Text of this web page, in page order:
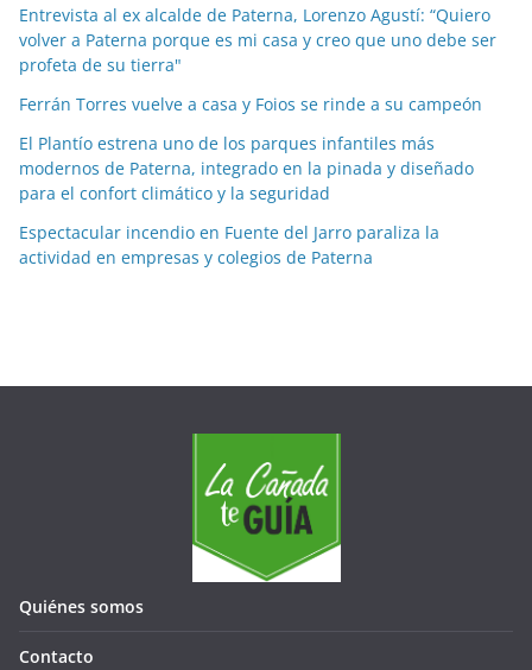
m
e
s
Entrevista al ex alcalde de Paterna, Lorenzo Agustí: “Quiero
volver a Paterna porque es mi casa y creo que uno debe ser
profeta de su tierra"
Ferrán Torres vuelve a casa y Foios se rinde a su campeón
El Plantío estrena uno de los parques infantiles más
modernos de Paterna, integrado en la pinada y diseñado
para el confort climático y la seguridad
Espectacular incendio en Fuente del Jarro paraliza la
actividad en empresas y colegios de Paterna
Quiénes somos
Contacto